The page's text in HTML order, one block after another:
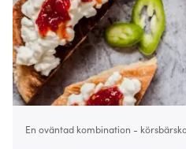
En oväntad kombination -